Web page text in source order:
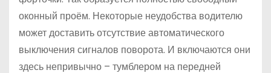
оконный проём. Некоторые неудобства водителю
может доставить отсутствие автоматического
выключения сигналов поворота. И включаются они
здесь непривычно – тумблером на передней